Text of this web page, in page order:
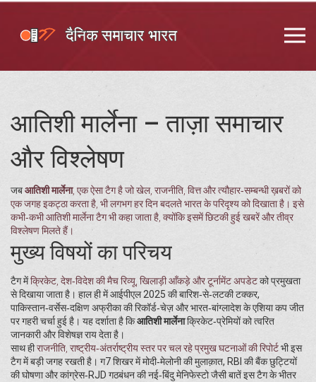
आतिशी मार्लेना – ताज़ा समाचार
और विश्लेषण
जबआतिशी मार्लेना, एक ऐसा टैग है जो खेल, राजनीति, वित्त और त्यौहार‑सम्बन्धी ख़बरों को
एक जगह इकट्ठा करता है , भी लगभग हर दिन बदलते भारत के परिदृश्य को दिखाता है। इसे
कभी‑कभीआतिशी मार्लेना टैगभी कहा जाता है, क्योंकि इसमें छिटकी हुई खबरें और तीव्र
विश्लेषण मिलते हैं।
मुख्य विषयों का परिचय
टैग मेंक्रिकेट देश‑विदेश की मैच रिव्यू, खिलाड़ी आँकड़े और टूर्नामेंट अपडेटको प्रमुखता
से दिखाया जाता है। हाल ही में आईपीएल 2025 की बारिश‑से‑लटकी टक्कर,
पाकिस्तान‑वर्सेस‑दक्षिण अफ्रीका की रिकॉर्ड‑चेज़ और भारत‑बांग्लादेश के एशिया कप जीत
पर गहरी चर्चा हुई है। यह दर्शाता है किआतिशी मार्लेनाक्रिकेट‑प्रेमियों को त्वरित
जानकारी और विशेषज्ञ राय देता है।
साथ हीराजनीति राष्ट्रीय‑अंतर्राष्ट्रीय स्तर पर चल रहे प्रमुख घटनाओं की रिपोर्टभी इस
टैग में बड़ी जगह रखती है। ग7 शिखर में मोदी‑मेलोनी की मुलाक़ात, RBI की बैंक छुट्टियों
की घोषणा और कांग्रेस‑RJD गठबंधन की नई‑बिंदु मेनिफेस्टो जैसी बातें इस टैग के भीतर